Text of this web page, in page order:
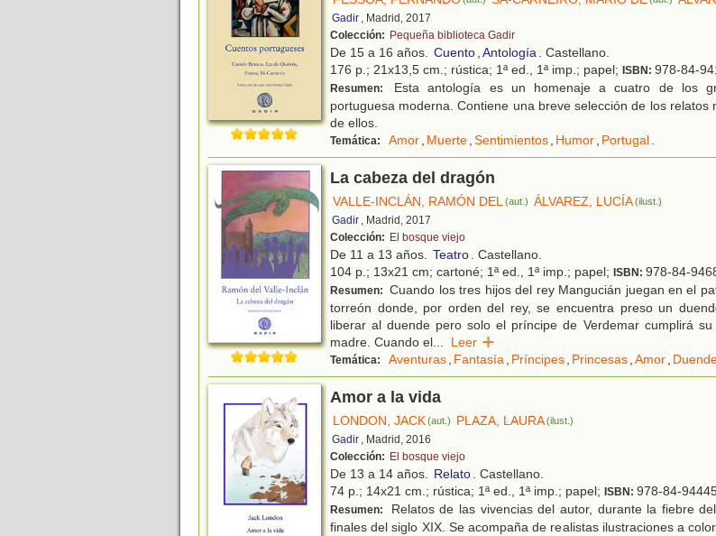
Gadir , Madrid, 2017
Colección: Pequeña biblioteca Gadir
De 15 a 16 años. Cuento,Antología. Castellano.
176 p.; 21x13,5 cm.; rústica; 1ª ed., 1ª imp.; papel; ISBN: 978-84-
Resumen:
Esta antología es un homenaje a cuatro de los
portuguesa moderna. Contiene una breve selección de los
de ellos.
Temática: Amor, Muerte,Sentimientos, Humor, Portugal.
La cabeza del dragón
VALLE-INCLÁN, RAMÓN DEL(aut.) ÁLVAREZ, LUCÍA(ilust.)
Gadir , Madrid, 2017
Colección: El bosque viejo
De 11 a 13 años. Teatro. Castellano.
104 p.; 13x21 cm; cartoné; 1ª ed., 1ª imp.; papel; ISBN: 978-84-
Resumen: Cuando los tres hijos del rey Mangucián juegan en el
torreón donde, por orden del rey, se encuentra preso un
liberar al duende pero solo el príncipe de Verdemar cumplirá
madre. Cuando el... Leer
Temática: Aventuras, Fantasía, Príncipes, Princesas,Amor,
Amor a la vida
LONDON, JACK(aut.) PLAZA, LAURA(ilust.)
Gadir , Madrid, 2016
Colección: El bosque viejo
De 13 a 14 años. Relato. Castellano.
74 p.; 14x21 cm.; rústica; 1ª ed., 1ª imp.; papel; ISBN: 978-84-
Resumen:
Relatos de las vivencias del autor, durante la fiebre
finales del siglo XIX. Se acompaña de realistas ilustraciones a